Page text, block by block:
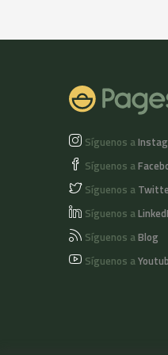
Síguenos a
Síguenos a
Síguenos a
Síguenos a
Síguenos aBlog
Síguenos a